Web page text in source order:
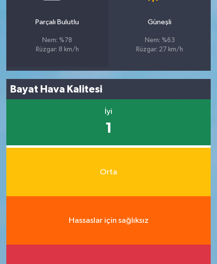
Parçalı Bulutlu
Nem: %78
Rüzgar: 8 km/h
Güneşli
Nem: %63
Rüzgar: 27 km/h
Bayat Hava Kalitesi
İyi
1
Orta
Hassaslar için sağlıksız